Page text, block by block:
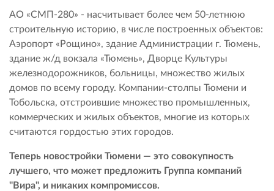
АО «СМП-280» - насчитывает более чем 50-летнюю
строительную историю, в числе построенных объектов:
Аэропорт «Рощино», здание Администрации г. Тюмень,
здание ж/д вокзала «Тюмень», Дворце Культуры
железнодорожников, больницы, множество жилых
домов по всему городу. Компании-столпы Тюмени и
Тобольска, отстроившие множество промышленных,
коммерческих и жилых объектов, многие из которых
считаются гордостью этих городов.
Теперь новостройки Тюмени — это совокупность
лучшего, что может предложить Группа компаний
"Вира", и никаких компромиссов.